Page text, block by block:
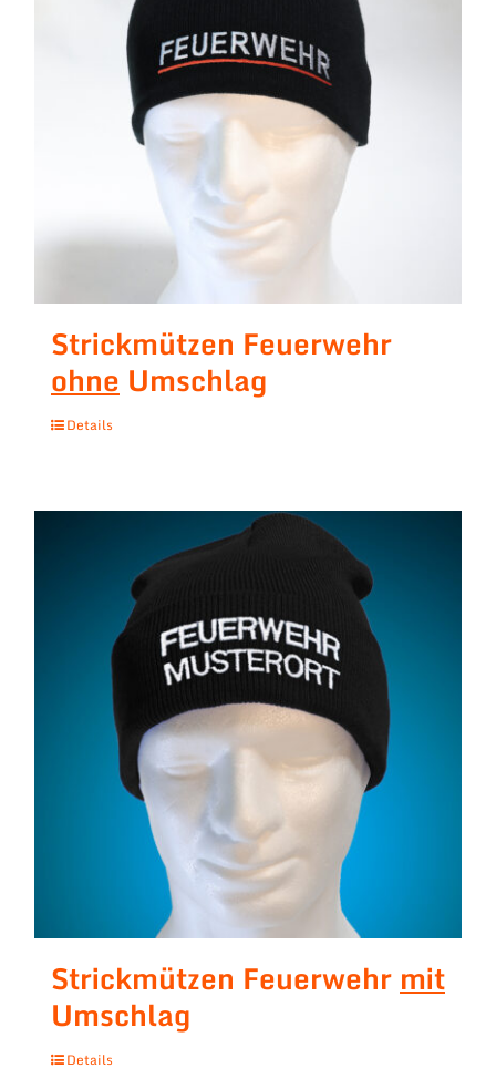
Strickmützen Feuerwehr
ohne Umschlag
Details
Strickmützen Feuerwehr mit
Umschlag
Details